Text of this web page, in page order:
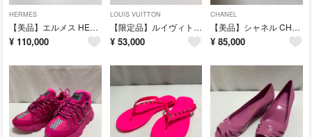
HERMES
【美品】エルメス HERMES ベアン 長財布 ピンク系 ゴールド金具
¥ 110,000
LOUIS VUITTON
【限定品】ルイヴィトン モノグラム ウォーターカラー ペンケース
¥ 53,000
CHANEL
【美品】シャネル CHANEL マトラッセ ベルト開閉 財布 ピンク
¥ 85,000